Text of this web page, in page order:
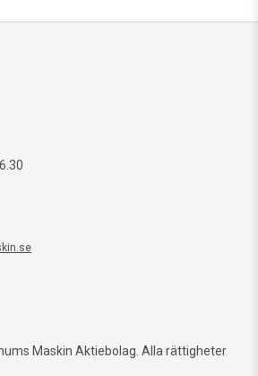
Maskin Aktiebolag. Alla rättigheter